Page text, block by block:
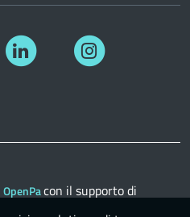
Linkedin
OpenPacon il supporto di